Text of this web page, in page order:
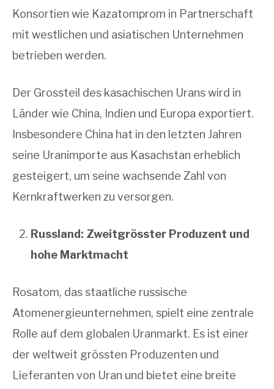
Konsortien wie Kazatomprom in Partnerschaft
mit westlichen und asiatischen Unternehmen
betrieben werden.
Der Grossteil des kasachischen Urans wird in
Länder wie China, Indien und Europa exportiert.
Insbesondere China hat in den letzten Jahren
seine Uranimporte aus Kasachstan erheblich
gesteigert, um seine wachsende Zahl von
Kernkraftwerken zu versorgen.
Russland: Zweitgrösster Produzent und
hohe Marktmacht
Rosatom, das staatliche russische
Atomenergieunternehmen, spielt eine zentrale
Rolle auf dem globalen Uranmarkt. Es ist einer
der weltweit grössten Produzenten und
Lieferanten von Uran und bietet eine breite